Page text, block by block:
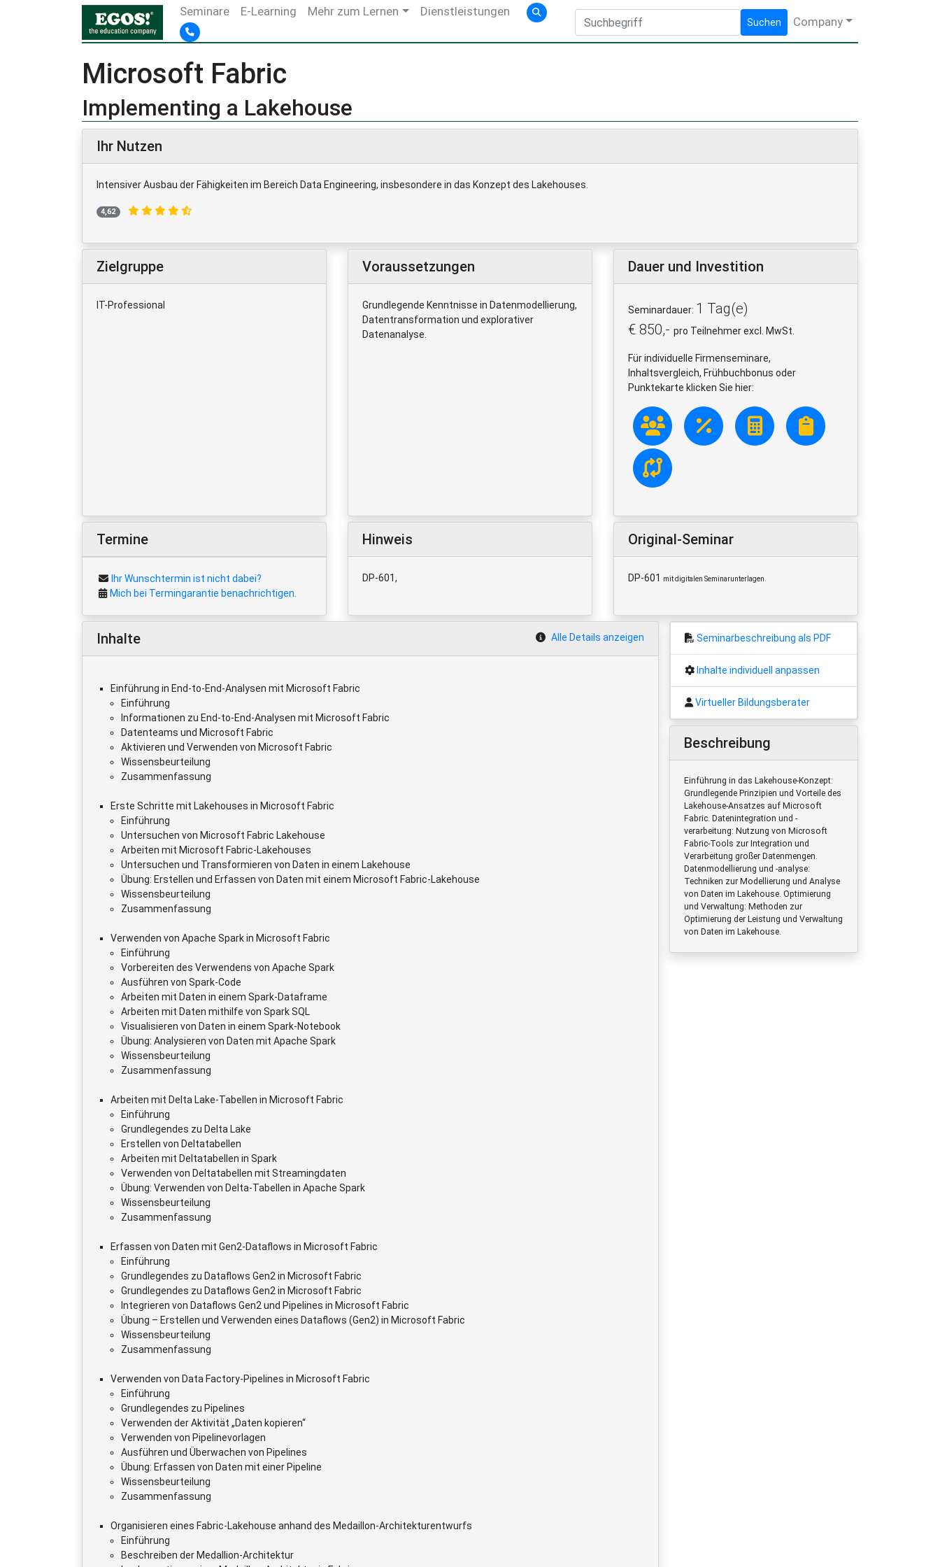
Seminare E-Learning Mehr zum Lernen Dienstleistungen
Suchen Company
Microsoft Fabric
Implementing a Lakehouse
Ihr Nutzen
Intensiver Ausbau der Fähigkeiten im Bereich Data Engineering, insbesondere in das Konzept des Lakehouses.
4,62
Zielgruppe
IT-Professional
Voraussetzungen
Grundlegende Kenntnisse in Datenmodellierung,
Datentransformation und explorativer
Datenanalyse.
Dauer und Investition
Seminardauer: 1 Tag(e)
€ 850,- pro Teilnehmer excl. MwSt.
Für individuelle Firmenseminare,
Inhaltsvergleich, Frühbuchbonus oder
Punktekarte klicken Sie hier:
Termine
Ihr Wunschtermin ist nicht dabei?
Mich bei Termingarantie benachrichtigen.
Hinweis
DP-601,
Original-Seminar
DP-601 mit digitalen Seminarunterlagen.
Inhalte Alle Details anzeigen
Einführung in End-to-End-Analysen mit Microsoft Fabric
Einführung
Informationen zu End-to-End-Analysen mit Microsoft Fabric
Datenteams und Microsoft Fabric
Aktivieren und Verwenden von Microsoft Fabric
Wissensbeurteilung
Zusammenfassung
Erste Schritte mit Lakehouses in Microsoft Fabric
Einführung
Untersuchen von Microsoft Fabric Lakehouse
Arbeiten mit Microsoft Fabric-Lakehouses
Untersuchen und Transformieren von Daten in einem Lakehouse
Übung: Erstellen und Erfassen von Daten mit einem Microsoft Fabric-Lakehouse
Wissensbeurteilung
Zusammenfassung
Verwenden von Apache Spark in Microsoft Fabric
Einführung
Vorbereiten des Verwendens von Apache Spark
Ausführen von Spark-Code
Arbeiten mit Daten in einem Spark-Dataframe
Arbeiten mit Daten mithilfe von Spark SQL
Visualisieren von Daten in einem Spark-Notebook
Übung: Analysieren von Daten mit Apache Spark
Wissensbeurteilung
Zusammenfassung
Arbeiten mit Delta Lake-Tabellen in Microsoft Fabric
Einführung
Grundlegendes zu Delta Lake
Erstellen von Deltatabellen
Arbeiten mit Deltatabellen in Spark
Verwenden von Deltatabellen mit Streamingdaten
Übung: Verwenden von Delta-Tabellen in Apache Spark
Wissensbeurteilung
Zusammenfassung
Erfassen von Daten mit Gen2-Dataflows in Microsoft Fabric
Einführung
Grundlegendes zu Dataflows Gen2 in Microsoft Fabric
Grundlegendes zu Dataflows Gen2 in Microsoft Fabric
Integrieren von Dataflows Gen2 und Pipelines in Microsoft Fabric
Übung – Erstellen und Verwenden eines Dataflows (Gen2) in Microsoft Fabric
Wissensbeurteilung
Zusammenfassung
Verwenden von Data Factory-Pipelines in Microsoft Fabric
Einführung
Grundlegendes zu Pipelines
Verwenden der Aktivität „Daten kopieren“
Verwenden von Pipelinevorlagen
Ausführen und Überwachen von Pipelines
Übung: Erfassen von Daten mit einer Pipeline
Wissensbeurteilung
Zusammenfassung
Organisieren eines Fabric-Lakehouse anhand des Medaillon-Architekturentwurfs
Einführung
Beschreiben der Medallion-Architektur
Seminarbeschreibung als PDF
Inhalte individuell anpassen
Virtueller Bildungsberater
Beschreibung
Einführung in das Lakehouse-Konzept:
Grundlegende Prinzipien und Vorteile des
Lakehouse-Ansatzes auf Microsoft
Fabric. Datenintegration und -
verarbeitung: Nutzung von Microsoft
Fabric-Tools zur Integration und
Verarbeitung großer Datenmengen.
Datenmodellierung und -analyse:
Techniken zur Modellierung und Analyse
von Daten im Lakehouse. Optimierung
und Verwaltung: Methoden zur
Optimierung der Leistung und Verwaltung
von Daten im Lakehouse.